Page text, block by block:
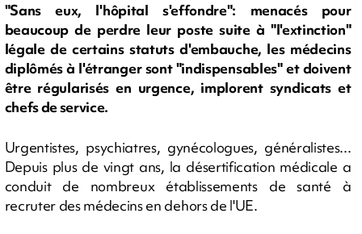
"Sans eux, l'hôpital s'effondre": menacés pour
beaucoup de perdre leur poste suite à "l'extinction"
légale de certains statuts d'embauche, les médecins
diplômés à l'étranger sont "indispensables" et doivent
être régularisés en urgence, implorent syndicats et
chefs de service.
Urgentistes, psychiatres, gynécologues, généralistes...
Depuis plus de vingt ans, la désertification médicale a
conduit de nombreux établissements de santé à
recruter des médecins en dehors de l'UE.